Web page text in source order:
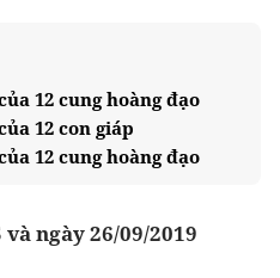
12 cung hoàng đạo
12 con giáp
12 cung hoàng đạo
ngày 26/09/2019